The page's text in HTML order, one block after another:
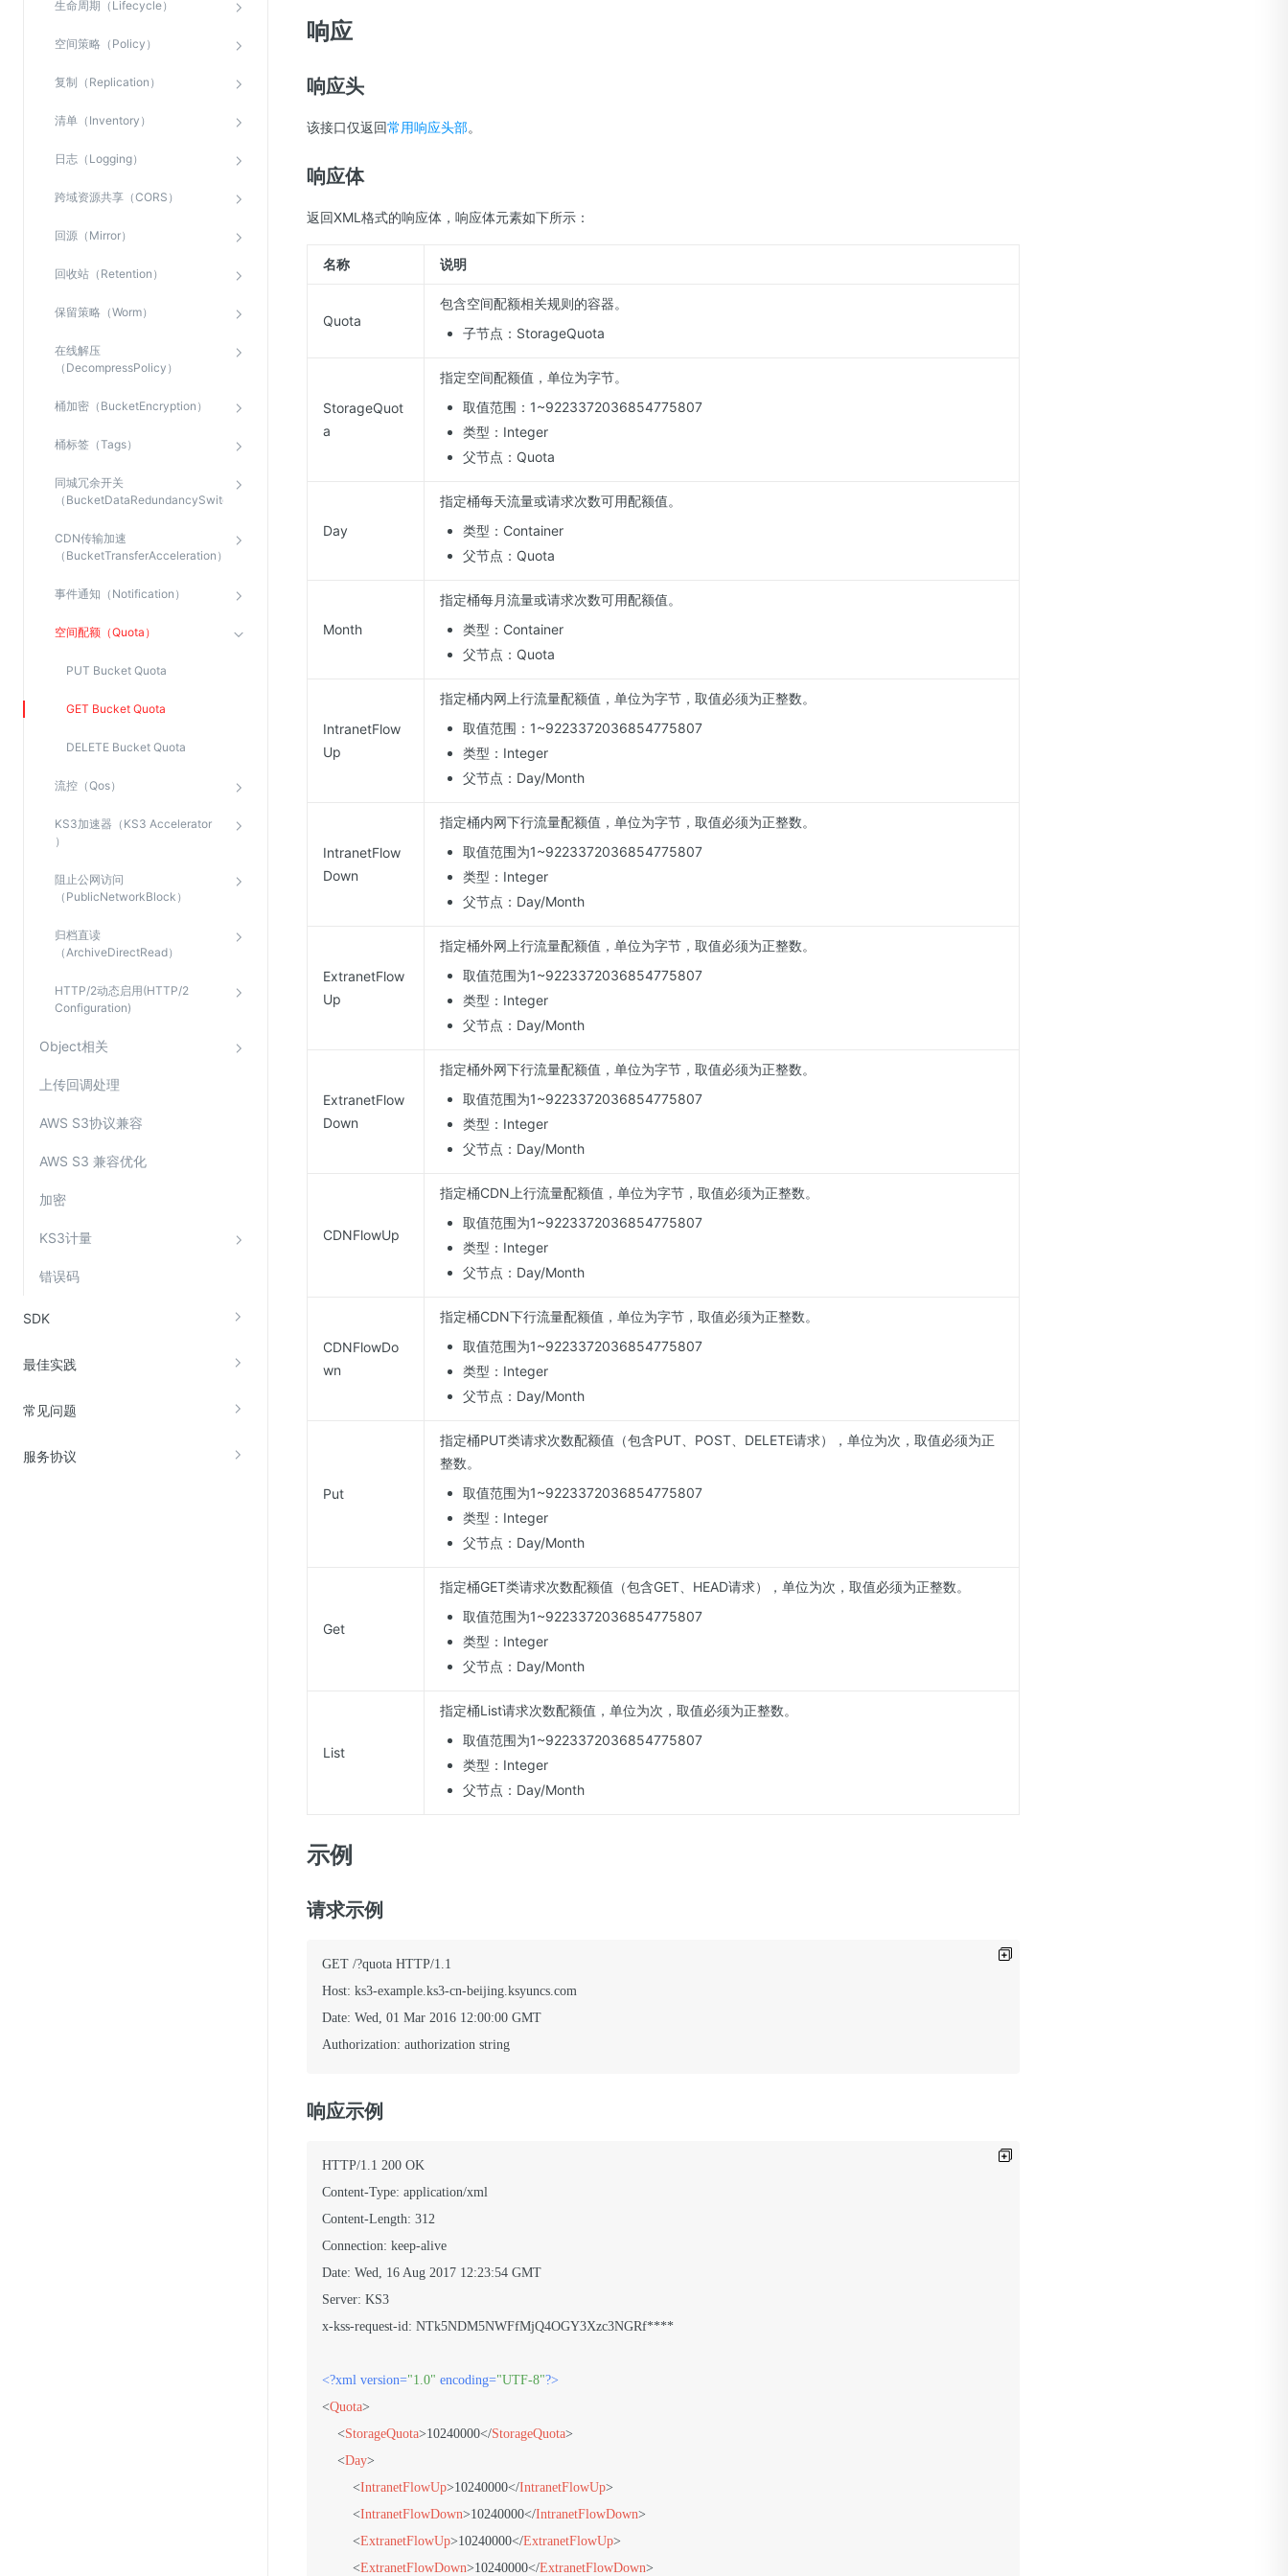
生命周期（Lifecycle）
空间策略（Policy）
复制（Replication）
清单（Inventory）
日志（Logging）
跨域资源共享（CORS）
回源（Mirror）
回收站（Retention）
保留策略（Worm）
在线解压
（DecompressPolicy）
桶加密（BucketEncryption）
桶标签（Tags）
同城冗余开关
（BucketDataRedundancySwitch）
CDN传输加速
（BucketTransferAcceleration）
事件通知（Notification）
空间配额（Quota）
PUT Bucket Quota
GET Bucket Quota
DELETE Bucket Quota
流控（Qos）
KS3加速器（KS3 Accelerator
）
阻止公网访问
（PublicNetworkBlock）
归档直读
（ArchiveDirectRead）
HTTP/2动态启用(HTTP/2
Configuration)
Object相关
上传回调处理
AWS S3协议兼容
AWS S3 兼容优化
加密
KS3计量
错误码
SDK
最佳实践
常见问题
服务协议
云安全中心
应急响应
合规性
资质认证
欧盟数据保护条例（GDPR）
响应
响应头
该接口仅返回常用响应头部。
响应体
返回XML格式的响应体，响应体元素如下所示：
名称 说明
Quota
包含空间配额相关规则的容器。
子节点： StorageQuota
StorageQuot
a
指定空间配额值，单位为字节。
取值范围： 1~9223372036854775807
类型： Integer
父节点：Quota
Day
指定桶每天流量或请求次数可用配额值。
类型：Container
父节点：Quota
Month
指定桶每月流量或请求次数可用配额值。
类型：Container
父节点：Quota
IntranetFlow
Up
指定桶内网上行流量配额值，单位为字节，取值必须为正整数。
取值范围：1~9223372036854775807
类型：Integer
父节点：Day/Month
IntranetFlow
Down
指定桶内网下行流量配额值，单位为字节，取值必须为正整数。
取值范围为1~9223372036854775807
类型：Integer
父节点：Day/Month
ExtranetFlow
Up
指定桶外网上行流量配额值，单位为字节，取值必须为正整数。
取值范围为1~9223372036854775807
类型：Integer
父节点：Day/Month
ExtranetFlow
Down
指定桶外网下行流量配额值，单位为字节，取值必须为正整数。
取值范围为1~9223372036854775807
类型：Integer
父节点：Day/Month
CDNFlowUp
指定桶CDN上行流量配额值，单位为字节，取值必须为正整数。
取值范围为1~9223372036854775807
类型：Integer
父节点：Day/Month
CDNFlowDo
wn
指定桶CDN下行流量配额值，单位为字节，取值必须为正整数。
取值范围为1~9223372036854775807
类型：Integer
父节点：Day/Month
Put
指定桶PUT类请求次数配额值（包含PUT、POST、DELETE请求），单位为次，取值必须为正
整数。
取值范围为1~9223372036854775807
类型：Integer
父节点：Day/Month
Get
指定桶GET类请求次数配额值（包含GET、HEAD请求），单位为次，取值必须为正整数。
取值范围为1~9223372036854775807
类型：Integer
父节点：Day/Month
List
指定桶List请求次数配额值，单位为次，取值必须为正整数。
取值范围为1~9223372036854775807
类型：Integer
父节点：Day/Month
示例
请求示例
GET /?quota HTTP/1.1
Host: ks3-example.ks3-cn-beijing.ksyuncs.com
Date: Wed, 01 Mar 2016 12:00:00 GMT
Authorization: authorization string
响应示例
HTTP/1.1 200 OK
Content-Type: application/xml
Content-Length: 312
Connection: keep-alive
Date: Wed, 16 Aug 2017 12:23:54 GMT
Server: KS3
x-kss-request-id: NTk5NDM5NWFfMjQ4OGY3Xzc3NGRf****
<?xml version="1.0" encoding="UTF-8"?>
<Quota>
<StorageQuota>10240000</StorageQuota>
<Day>
<IntranetFlowUp>10240000</IntranetFlowUp>
<IntranetFlowDown>10240000</IntranetFlowDown>
<ExtranetFlowUp>10240000</ExtranetFlowUp>
<ExtranetFlowDown>10240000</ExtranetFlowDown>